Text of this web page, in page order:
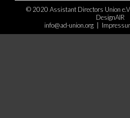
© 2020 Assistant Directors Union
DesignAIR
info@ad-union.org|